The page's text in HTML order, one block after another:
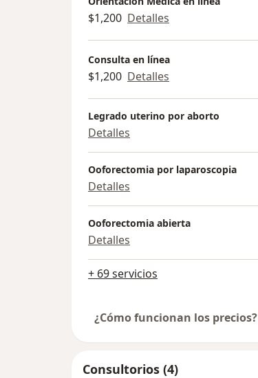
$1,200 Detalles
Consulta en línea
$1,200 Detalles
Legrado uterino por aborto
Detalles
Ooforectomia por laparoscopia
Detalles
Ooforectomia abierta
Detalles
+ 69 servicios
¿Cómo funcionan los precios?
Consultorios (4)